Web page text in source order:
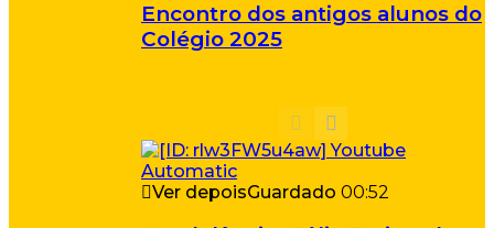
Encontro dos antigos alunos do
Colégio 2025
Ver depoisGuardado 00:52